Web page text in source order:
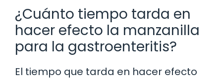
¿Cuánto tiempo tarda en
hacer efecto la manzanilla
para la gastroenteritis?
El tiempo que tarda en hacer efecto